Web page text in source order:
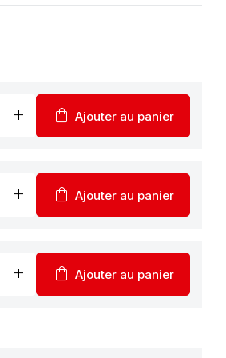
add shopping_bag Ajouter au panier
add shopping_bag Ajouter au panier
add shopping_bag Ajouter au panier